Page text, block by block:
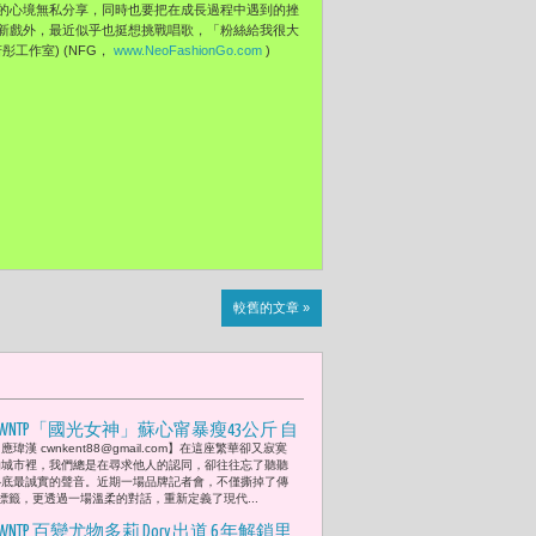
心境無私分享， 同時也要把在成長過程中遇到的挫
戲外，最近似乎也挺想挑戰唱歌，「 粉絲給我很大
工作室) (NFG， www.NeoFashionGo.com )
較舊的文章 »
「國光女神」蘇心甯暴瘦43公斤 自
：「買玩具比談戀愛簡單多了！」
瑋漢 cwnkent88@gmail.com】在這座繁華卻又寂寞
市裡，我們總是在尋求他人的認同，卻往往忘了聽聽
最誠實的聲音。近期一場品牌記者會，不僅撕掉了傳
籤，更透過一場溫柔的對話，重新定義了現代...